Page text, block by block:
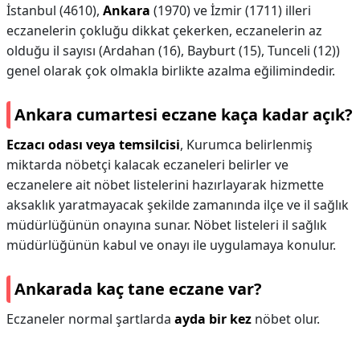
İstanbul (4610), Ankara (1970) ve İzmir (1711) illeri
eczanelerin çokluğu dikkat çekerken, eczanelerin az
olduğu il sayısı (Ardahan (16), Bayburt (15), Tunceli (12))
genel olarak çok olmakla birlikte azalma eğilimindedir.
Ankara cumartesi eczane kaça kadar açık?
Eczacı odası veya temsilcisi, Kurumca belirlenmiş
miktarda nöbetçi kalacak eczaneleri belirler ve
eczanelere ait nöbet listelerini hazırlayarak hizmette
aksaklık yaratmayacak şekilde zamanında ilçe ve il sağlık
müdürlüğünün onayına sunar. Nöbet listeleri il sağlık
müdürlüğünün kabul ve onayı ile uygulamaya konulur.
Ankarada kaç tane eczane var?
Eczaneler normal şartlarda ayda bir kez nöbet olur.